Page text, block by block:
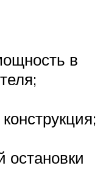
в
остановки